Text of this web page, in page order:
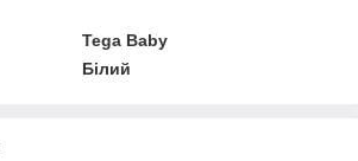
Tega Baby
Білий